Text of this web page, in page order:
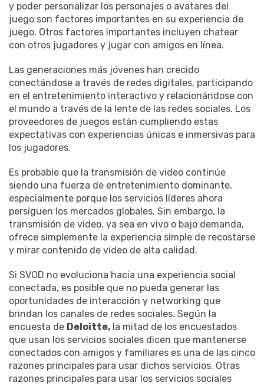
y poder personalizar los personajes o avatares del
juego son factores importantes en su experiencia de
juego. Otros factores importantes incluyen chatear
con otros jugadores y jugar con amigos en línea.
Las generaciones más jóvenes han crecido
conectándose a través de redes digitales, participando
en el entretenimiento interactivo y relacionándose con
el mundo a través de la lente de las redes sociales. Los
proveedores de juegos están cumpliendo estas
expectativas con experiencias únicas e inmersivas para
los jugadores.
Es probable que la transmisión de video continúe
siendo una fuerza de entretenimiento dominante,
especialmente porque los servicios líderes ahora
persiguen los mercados globales. Sin embargo, la
transmisión de video, ya sea en vivo o bajo demanda,
ofrece simplemente la experiencia simple de recostarse
y mirar contenido de video de alta calidad.
Si SVOD no evoluciona hacia una experiencia social
conectada, es posible que no pueda generar las
oportunidades de interacción y networking que
brindan los canales de redes sociales. Según la
encuesta de Deloitte, la mitad de los encuestados
que usan los servicios sociales dicen que mantenerse
conectados con amigos y familiares es una de las cinco
razones principales para usar dichos servicios. Otras
razones principales para usar los servicios sociales